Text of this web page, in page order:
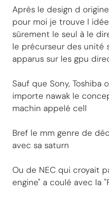
Après le design d
pour moi je trouve l
sûrement le seul à le
le précurseur des unité
apparus sur les gpu
Sauf que Sony, Toshiba
importe nawak le
machin appelé cell
Bref le mm genre de
avec sa saturn
Ou de NEC qui croyait
engine" a coulé avec la